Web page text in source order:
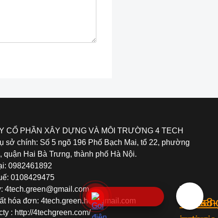
CỔ PHẦN XÂY DỰNG VÀ MÔI TRƯỜNG 4 TECH
sở chính: Số 5 ngõ 196 Phố Bạch Mai, tổ 22, phường
quận Hai Bà Trưng, thành phố Hà Nội.
0982461892
0108429475
4tech.green@gmail.com
hóa đơn: 4tech.green.hd@gmail.com
: http://4techgreen.com/